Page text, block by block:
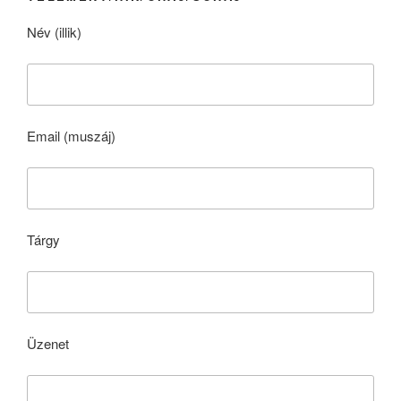
Név (illik)
Email (muszáj)
Tárgy
Üzenet